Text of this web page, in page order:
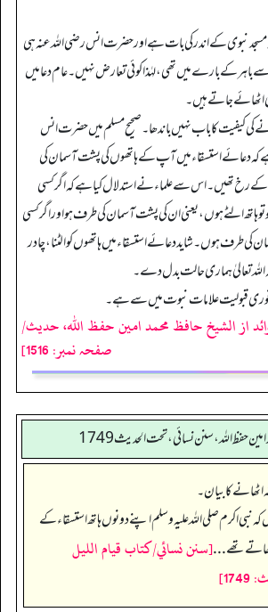
مسجد نبوی کے اندر کی بات ہے اور حضرت انس رضی اللہ عنہ ہی
(1514) شہر سے باہر کے بارے میں تھی، لہٰذا کوئی تعارض نہیں۔ عام دعا میں
اٹھائے جاتے ہیں۔
کیفیت کا باب نہیں باندھا۔ صحیح مسلم میں حضرت انس
دعائے استسقاء میں آپ کے ہاتھوں کی پشت آسمان کی
رخ تھیں۔ اس سے علماء نے استدلال کیا ہے کہ اگر کسی
ہاتھ الٹے ہوں، یعنی ان کی پشت آسمان کی طرف ہو اور اگر کسی
کی طرف ہوں۔ شاید دعائے استسقاء میں ہاتھوں کو الٹنا، چادر
اللہ تعالیٰ ہماری حالت بدل دے۔
قبولیت علامات نبوت میں سے ہے۔
از الشیخ حافظ محمد امین حفظ اللہ، حدیث/
صفحہ نمبر: 1516]
امين حفظ الله، سنن نسائي، تحت الحديث 1749
اٹھانے کا بیان۔
نبی اکرم صلی اللہ علیہ وسلم اپنے دونوں ہاتھ استسقاء کے
تھے ...[سنن نسائي/كتاب قيام الليل